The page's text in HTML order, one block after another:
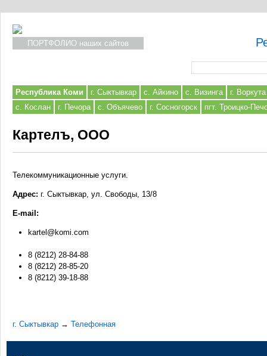
ПОРТФОЛИО наших сайтов
Республика Коми г. Сыктывкар с. Айкино с. Визинга
г. Воркута
с. Кослан
г. Печора с. Объячево г. Сосногорск пгт. Троицко-
Картелъ, ООО
Телекоммуникационные услуги.
Адрес: г. Сыктывкар, ул. Свободы, 13/8
E-mail:
kartel@komi.com
8 (8212) 28-84-88
8 (8212) 28-85-20
8 (8212) 39-18-88
г. Сыктывкар → Телефонная